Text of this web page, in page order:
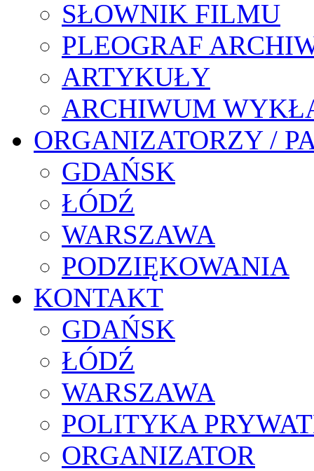
SŁOWNIK FILMU
PLEOGRAF
ARTYKUŁY
ARCHIWUM
ORGANIZATORZY /
GDAŃSK
ŁÓDŹ
WARSZAWA
PODZIĘKOWANIA
KONTAKT
GDAŃSK
ŁÓDŹ
WARSZAWA
POLITYKA
ORGANIZATOR